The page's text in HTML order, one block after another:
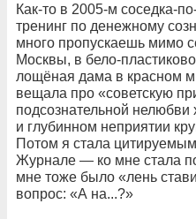
Как-то в 2005-м соседка-
тренинг по денежному
много пропускаешь мимо
Москвы, в бело-
лощёная дама в красном
вещала про «советскую
подсознательной нелюбви
и глубинном неприятии
Потом я стала
Журнале — ко мне стала
мне тоже было «лень
вопрос: «А на...?»